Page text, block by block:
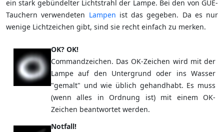
ein stark gebündelter Lichtstrahl der Lampe. Bei den von GUE-
Tauchern verwendeten Lampen ist das gegeben. Da es nur
wenige Lichtzeichen gibt, sind sie recht einfach zu merken.
OK? OK!
Commandzeichen. Das OK-Zeichen wird mit der
Lampe auf den Untergrund oder ins Wasser
"gemalt" und wie üblich gehandhabt. Es muss
(wenn alles in Ordnung ist) mit einem OK-
Zeichen beantwortet werden.
Notfall!